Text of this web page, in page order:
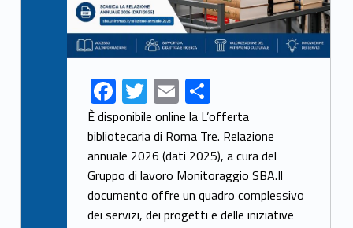
F
ac
e
b
o
o
T
w
itt
er
E
m
ai
l
S
h
ar
e
È disponibile online la L’offerta
bibliotecaria di Roma Tre. Relazione
annuale 2026 (dati 2025), a cura del
Gruppo di lavoro Monitoraggio SBA.Il
documento offre un quadro complessivo
dei servizi, dei progetti e delle iniziative